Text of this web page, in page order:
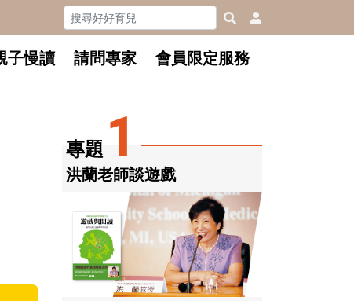
子慢讀 請問專家 會員限定服務
專題 1
洪蘭老師談遊戲